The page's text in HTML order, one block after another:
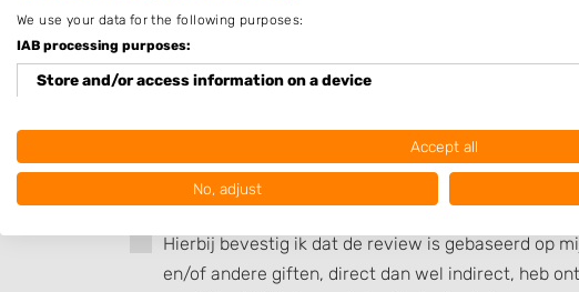
Hierbij bevestig ik dat de review is gebaseerd op
en/of andere giften, direct dan wel indirect, heb
We use your data for the following purposes:
IAB processing purposes:
Store and/or access information on a device
Create profiles for personalised advertising
Create profiles to personalise content
Accept all
No, adjust